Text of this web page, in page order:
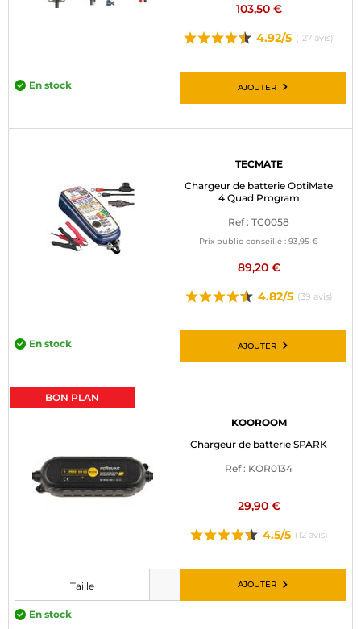
CARTES CADEAUX
CONSEILS
NOUS CONTACTER
103,50 €
4.92/5 (127 avis)
En stock AJOUTER
TECMATE
Chargeur de batterie OptiMate
4 Quad Program
Ref : TC0058
Prix public conseillé : 93,95 €
89,20 €
4.82/5 (39 avis)
En stock AJOUTER
BON PLAN
KOOROOM
Chargeur de batterie SPARK
Ref : KOR0134
29,90 €
4.5/5 (12 avis)
Veuillez choisir une taille avant d’ajouter au panier
Taille
En stock
AJOUTER